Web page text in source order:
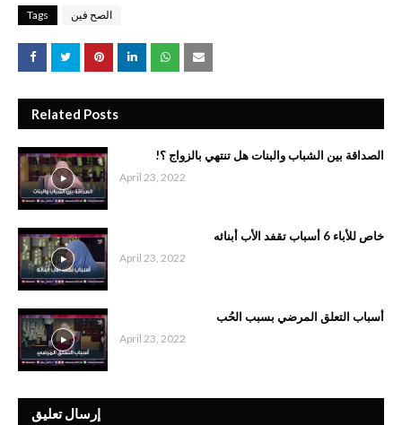
Tags الصح فين
Related Posts
الصداقة بين الشباب والبنات هل تنتهي بالزواج ؟!
April 23, 2022
خاص للأباء 6 أسباب تقفد الأب أبنائه
April 23, 2022
أسباب التعلق المرضي بسبب الحُب
April 23, 2022
إرسال تعليق